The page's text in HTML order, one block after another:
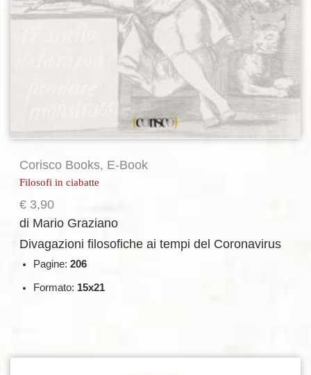
Corisco Books, E-Book
Filosofi in ciabatte
€ 3,90
di Mario Graziano
Divagazioni filosofiche ai tempi del Coronavirus
Pagine: 206
Formato: 15x21